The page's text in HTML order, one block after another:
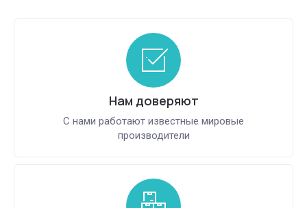
Нам доверяют
С нами работают известные мировые
производители